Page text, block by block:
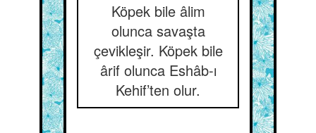
Köpek bile âlim
olunca savaşta
çevikleşir. Köpek bile
ârif olunca Eshâb-ı
Kehif’ten olur.